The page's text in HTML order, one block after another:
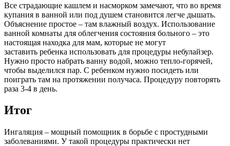
Все страдающие кашлем и насморком замечают, что во время
купания в ванной или под душем становится легче дышать.
Объяснение простое – там влажный воздух. Использование
ванной комнаты для облегчения состояния больного – это
настоящая находка для мам, которые не могут
заставить ребенка использовать для процедуры небулайзер.
Нужно просто набрать ванну водой, можно тепло-горячей,
чтобы выделился пар. С ребенком нужно посидеть или
поиграть там на протяжении получаса. Процедуру повторять
раза 3-4 в день.
Итог
Ингаляция – мощный помощник в борьбе с простудными
заболеваниями. У такой процедуры практически нет